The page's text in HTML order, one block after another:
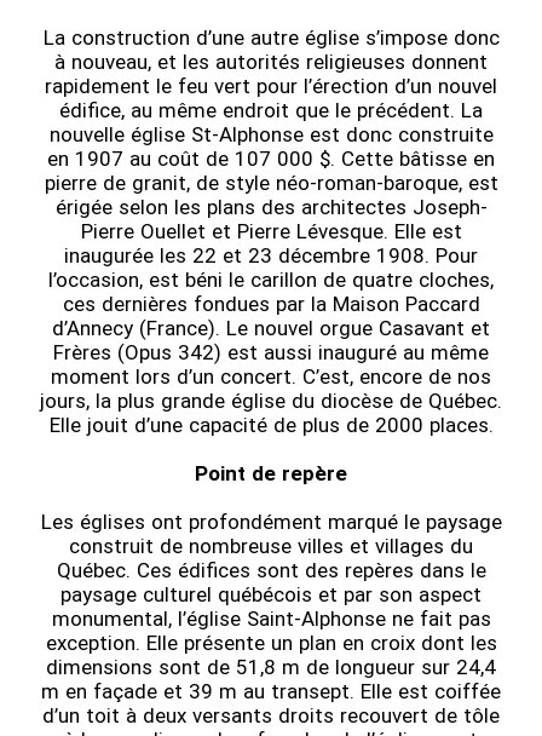
La construction d’une autre église s’impose donc
à nouveau, et les autorités religieuses donnent
rapidement le feu vert pour l’érection d’un nouvel
édifice, au même endroit que le précédent. La
nouvelle église St-Alphonse est donc construite
en 1907 au coût de 107 000 $. Cette bâtisse en
pierre de granit, de style néo-roman-baroque, est
érigée selon les plans des architectes Joseph-
Pierre Ouellet et Pierre Lévesque. Elle est
inaugurée les 22 et 23 décembre 1908. Pour
l’occasion, est béni le carillon de quatre cloches,
ces dernières fondues par la Maison Paccard
d’Annecy (France). Le nouvel orgue Casavant et
Frères (Opus 342) est aussi inauguré au même
moment lors d’un concert. C’est, encore de nos
jours, la plus grande église du diocèse de Québec.
Elle jouit d’une capacité de plus de 2000 places.
Point de repère
Les églises ont profondément marqué le paysage
construit de nombreuse villes et villages du
Québec. Ces édifices sont des repères dans le
paysage culturel québécois et par son aspect
monumental, l’église Saint-Alphonse ne fait pas
exception. Elle présente un plan en croix dont les
dimensions sont de 51,8 m de longueur sur 24,4
m en façade et 39 m au transept. Elle est coiffée
d’un toit à deux versants droits recouvert de tôle